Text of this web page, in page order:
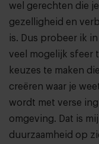
wel gerechten die
gezelligheid en
is. Dus probeer ik
veel mogelijk sfeer
keuzes te maken
creëren waar je
wordt met verse
omgeving. Dat is
duurzaamheid op